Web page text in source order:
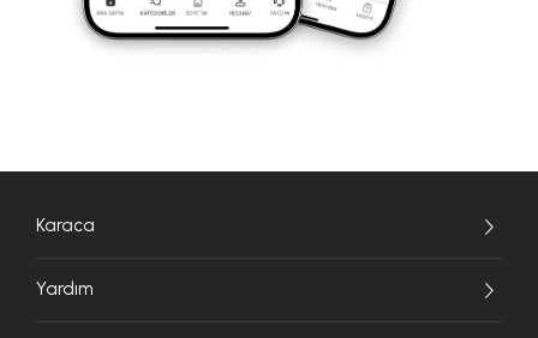
Karaca
Yardım